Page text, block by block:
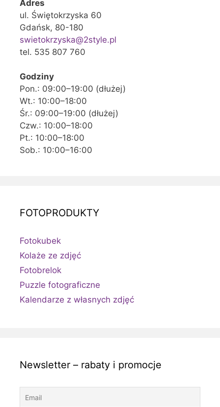
Adres
ul. Świętokrzyska 60
Gdańsk, 80-180
swietokrzyska@2style.pl
tel. 535 807 760
Godziny
Pon.: 09:00–19:00 (dłużej)
Wt.: 10:00–18:00
Śr.: 09:00–19:00 (dłużej)
Czw.: 10:00–18:00
Pt.: 10:00–18:00
Sob.: 10:00–16:00
FOTOPRODUKTY
Fotokubek
Kolaże ze zdjęć
Fotobrelok
Puzzle fotograficzne
Kalendarze z własnych zdjęć
Newsletter – rabaty i promocje